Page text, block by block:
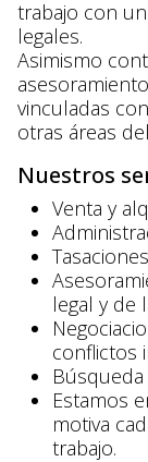
trabajo con
legales.
Asimismo
vinculadas
otras áreas
Nuestros
Venta y
legal y de
conflictos
Estamos
motiva
trabajo.